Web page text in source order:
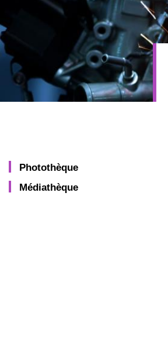
Photothèque
Médiathèque